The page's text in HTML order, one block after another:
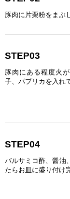
豚肉に片栗粉をまぶ
STEP03
豚肉にある程度火
子、パプリカを入れ
STEP04
バルサミコ酢、醤油
たらお皿に盛り付け